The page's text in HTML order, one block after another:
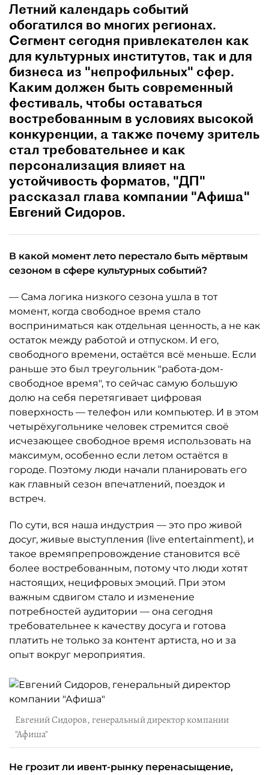
Летний календарь событий
обогатился во многих регионах.
Сегмент сегодня привлекателен как
для культурных институтов, так и для
бизнеса из "непрофильных" сфер.
Каким должен быть современный
фестиваль, чтобы оставаться
востребованным в условиях высокой
конкуренции, а также почему зритель
стал требовательнее и как
персонализация влияет на
устойчивость форматов, "ДП"
рассказал глава компании "Афиша"
Евгений Сидоров.
В какой момент лето перестало быть мёртвым
сезоном в сфере культурных событий?
— Сама логика низкого сезона ушла в тот
момент, когда свободное время стало
восприниматься как отдельная ценность, а не как
остаток между работой и отпуском. И его,
свободного времени, остаётся всё меньше. Если
раньше это был треугольник "работа-дом-
свободное время", то сейчас самую большую
долю на себя перетягивает цифровая
поверхность — телефон или компьютер. И в этом
четырёхугольнике человек стремится своё
исчезающее свободное время использовать на
максимум, особенно если летом остаётся в
городе. Поэтому люди начали планировать его
как главный сезон впечатлений, поездок и
встреч.
По сути, вся наша индустрия — это про живой
досуг, живые выступления (live entertainment), и
такое времяпрепровождение становится всё
более востребованным, потому что люди хотят
настоящих, нецифровых эмоций. При этом
важным сдвигом стало и изменение
потребностей аудитории — она сегодня
требовательнее к качеству досуга и готова
платить не только за контент артиста, но и за
опыт вокруг мероприятия.
Евгений Сидоров, генеральный директор компании
"Афиша"
Не грозит ли ивент-рынку перенасыщение,